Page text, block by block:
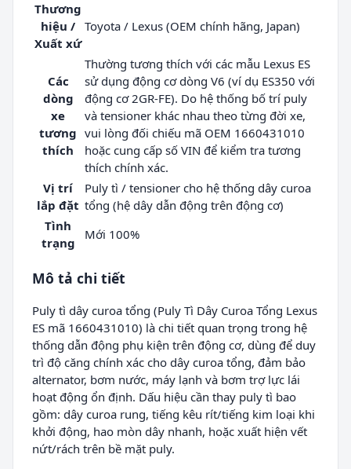
Thương
hiệu /
Xuất xứ
Toyota / Lexus (OEM chính hãng, Japan)
Các
dòng
xe
tương
thích
Thường tương thích với các mẫu Lexus ES
sử dụng động cơ dòng V6 (ví dụ ES350 với
động cơ 2GR-FE). Do hệ thống bố trí puly
và tensioner khác nhau theo từng đời xe,
vui lòng đối chiếu mã OEM 1660431010
hoặc cung cấp số VIN để kiểm tra tương
thích chính xác.
Vị trí
lắp đặt
Puly tì / tensioner cho hệ thống dây curoa
tổng (hệ dây dẫn động trên động cơ)
Tình
trạng
Mới 100%
Mô tả chi tiết
Puly tì dây curoa tổng (Puly Tì Dây Curoa Tổng Lexus
ES mã 1660431010) là chi tiết quan trọng trong hệ
thống dẫn động phụ kiện trên động cơ, dùng để duy
trì độ căng chính xác cho dây curoa tổng, đảm bảo
alternator, bơm nước, máy lạnh và bơm trợ lực lái
hoạt động ổn định. Dấu hiệu cần thay puly tì bao
gồm: dây curoa rung, tiếng kêu rít/tiếng kim loại khi
khởi động, hao mòn dây nhanh, hoặc xuất hiện vết
nứt/rách trên bề mặt puly.